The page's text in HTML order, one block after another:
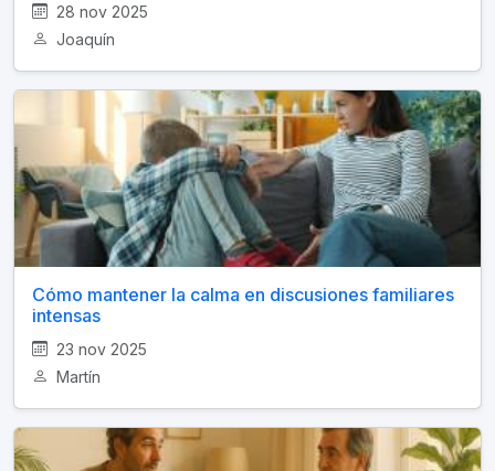
28 nov 2025
Joaquín
Cómo mantener la calma en discusiones familiares
intensas
23 nov 2025
Martín